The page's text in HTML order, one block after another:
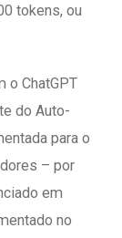
tokens, ou
o ChatGPT
do Auto-
para o
– por
em
no